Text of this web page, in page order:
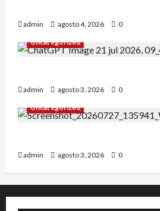
admin agosto 4, 2026
0
Uncategorized
admin agosto 3, 2026
0
Uncategorized
admin agosto 3, 2026 0